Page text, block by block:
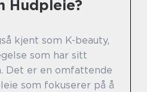
Hudpleie?
kjent som K-beauty,
som har sitt
Det er en omfattende
som fokuserer på å